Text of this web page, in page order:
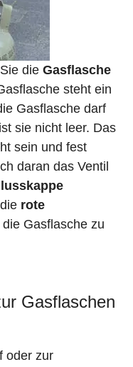
die Gasflasche
steht ein
Gasflasche darf
sie nicht leer. Das
sein und fest
daran das Ventil
rote
Gasflasche zu
Gasflaschen
oder zur